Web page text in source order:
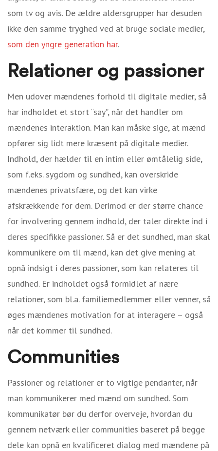
som tv og avis. De ældre aldersgrupper har desuden
ikke den samme tryghed ved at bruge sociale medier,
som den yngre generation har.
Relationer og passioner
Men udover mændenes forhold til digitale medier, så
har indholdet et stort “say”, når det handler om
mændenes interaktion. Man kan måske sige, at mænd
opfører sig lidt mere kræsent på digitale medier.
Indhold, der hælder til en intim eller ømtålelig side,
som f.eks. sygdom og sundhed, kan overskride
mændenes privatsfære, og det kan virke
afskrækkende for dem. Derimod er der større chance
for involvering gennem indhold, der taler direkte ind i
deres specifikke passioner. Så er det sundhed, man skal
kommunikere om til mænd, kan det give mening at
opnå indsigt i deres passioner, som kan relateres til
sundhed. Er indholdet også formidlet af nære
relationer, som bl.a. familiemedlemmer eller venner, så
øges mændenes motivation for at interagere – også
når det kommer til sundhed.
Communities
Passioner og relationer er to vigtige pendanter, når
man kommunikerer med mænd om sundhed. Som
kommunikatør bør du derfor overveje, hvordan du
gennem netværk eller communities baseret på begge
dele kan opnå en kvalificeret dialog med mændene på